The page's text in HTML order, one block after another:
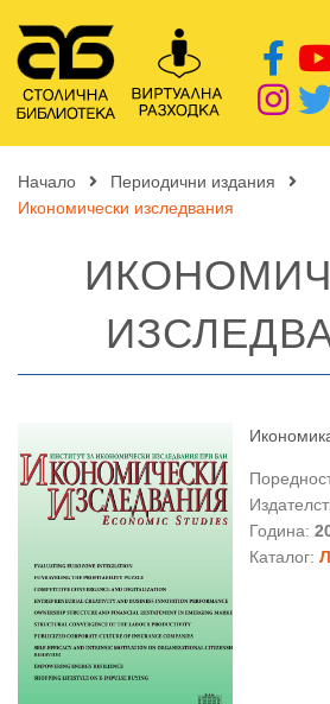
Начало
Периодични издания
Икономически изследвания
Година:
Каталог: